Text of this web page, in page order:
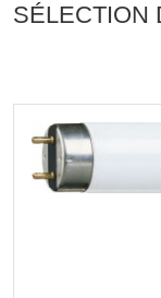
SÉLECTION